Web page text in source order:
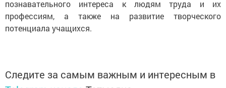
познавательного интереса к людям труда и их
профессиям, а также на развитие творческого
потенциала учащихся.
Следите за самым важным и интересным в